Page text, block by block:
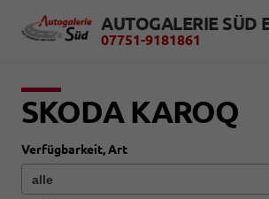
AUTOGALERIE SÜD
07751-9181861
SKODA KAROQ
Verfügbarkeit, Art